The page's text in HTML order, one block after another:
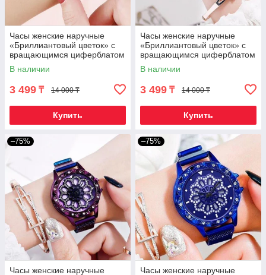
Часы женские наручные
«Бриллиантовый цветок» с
вращающимся циферблатом
и магнитным ремешком
(Черный)
В наличии
3 499 ₸ 14 000 ₸
Купить
Часы женские наручные
«Бриллиантовый цветок» с
вращающимся циферблатом
и магнитным ремешком
(Красный)
В наличии
3 499 ₸ 14 000 ₸
Купить
–75%
Часы женские наручные
–75%
Часы женские наручные